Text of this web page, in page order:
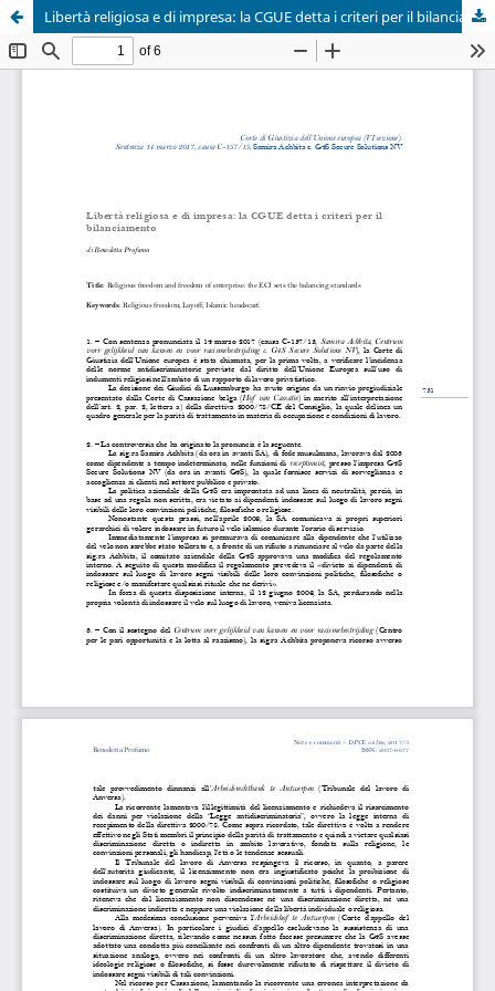
Libertà religiosa e di impresa: la CGUE detta i criteri per il bilanciamento